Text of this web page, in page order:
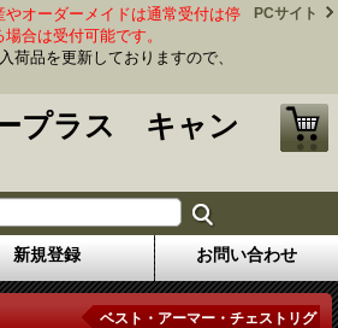
オーダーメイドは通常受付は停
合は受付可能です。
荷品を更新しておりますので、
PCサイト
プラス キャン
新規登録 お問い合わせ
ベスト・アーマー・チェストリグ